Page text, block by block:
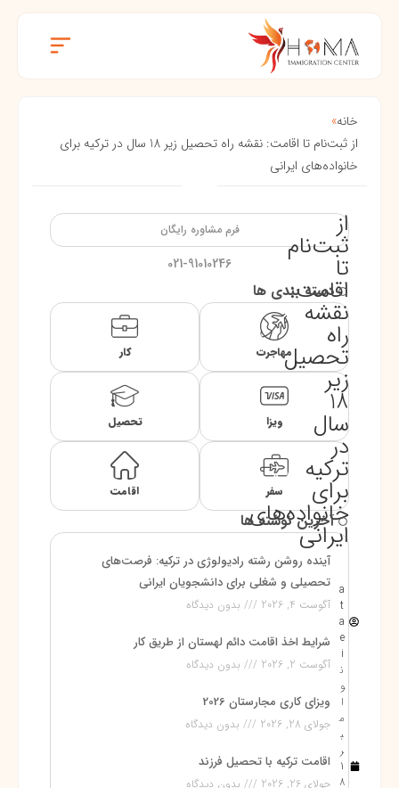
خانه»
از ثبت‌نام تا اقامت: نقشه راه تحصیل زیر 18 سال در ترکیه برای
خانواده‌های ایرانی
از
ثبت‌نام
تا
اقامت:
نقشه
راه
تحصیل
زیر
18
سال
در
ترکیه
برای
خانواده‌های
ایرانی
a
t
a
e
i
ن
و
ا
م
ب
ر
1
8
فرم مشاوره رایگان
021-91010246
دسته بندی ها
مهاجرت کار
ویزا تحصیل
سفر اقامت
آخرین نوشته ها
آینده روشن رشته رادیولوژی در ترکیه: فرصت‌های
تحصیلی و شغلی برای دانشجویان ایرانی
آگوست 4, 2026 بدون دیدگاه
شرایط اخذ اقامت دائم لهستان از طریق کار
آگوست 2, 2026 بدون دیدگاه
ویزای کاری مجارستان 2026
جولای 28, 2026 بدون دیدگاه
اقامت ترکیه با تحصیل فرزند
جولای 26, 2026 بدون دیدگاه